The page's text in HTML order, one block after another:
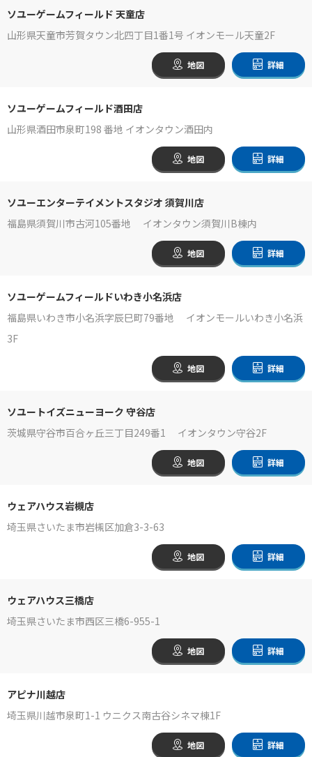
ソユーゲームフィールド 天童店
山形県天童市芳賀タウン北四丁目1番1号 イオンモール天童2F
地図 詳細
ソユーゲームフィールド酒田店
山形県酒田市泉町198 番地 イオンタウン酒田内
地図 詳細
ソユーエンターテイメントスタジオ 須賀川店
福島県須賀川市古河105番地 イオンタウン須賀川B棟内
地図 詳細
ソユーゲームフィールドいわき小名浜店
福島県いわき市小名浜字辰巳町79番地 イオンモールいわき小名浜
3F
地図 詳細
ソユートイズニューヨーク 守谷店
茨城県守谷市百合ヶ丘三丁目249番1 イオンタウン守谷2F
地図 詳細
ウェアハウス岩槻店
埼玉県さいたま市岩槻区加倉3-3-63
地図 詳細
ウェアハウス三橋店
埼玉県さいたま市西区三橋6-955-1
地図 詳細
アピナ川越店
埼玉県川越市泉町1-1 ウニクス南古谷シネマ棟1F
地図 詳細